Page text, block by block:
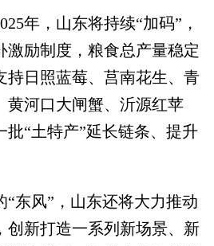
年，山东将持续“加码”，
激励制度，粮食总产量稳定
持日照蓝莓、莒南花生、青
黄河口大闸蟹、沂源红苹
批“土特产”延长链条、提升
风”，山东还将大力推动
创新打造一系列新场景、新